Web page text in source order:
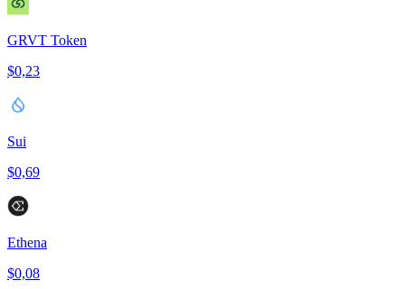
GRVT Token
$0,23
Sui
$0,69
Ethena
$0,08